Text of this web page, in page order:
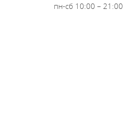
пн-сб 10:00 – 21:00